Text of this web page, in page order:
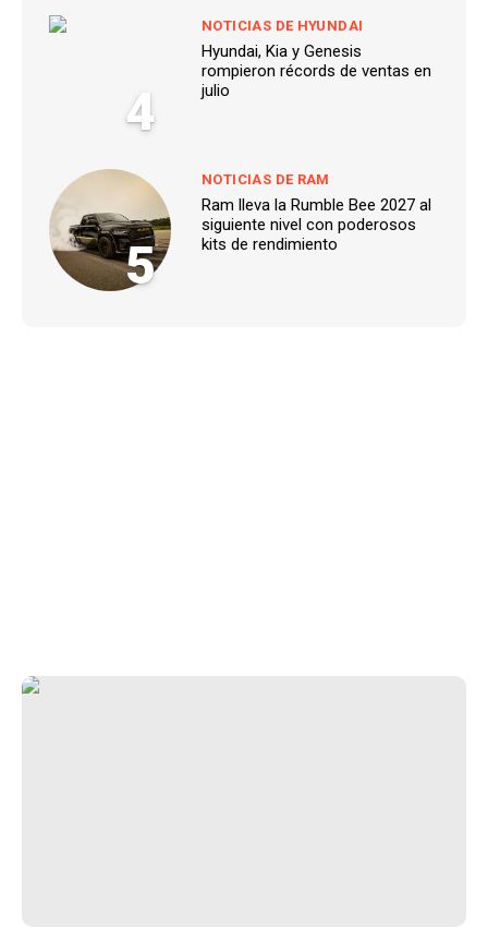
4
NOTICIAS DE HYUNDAI
Hyundai, Kia y Genesis
rompieron récords de ventas en
julio
5
NOTICIAS DE RAM
Ram lleva la Rumble Bee 2027 al
siguiente nivel con poderosos
kits de rendimiento